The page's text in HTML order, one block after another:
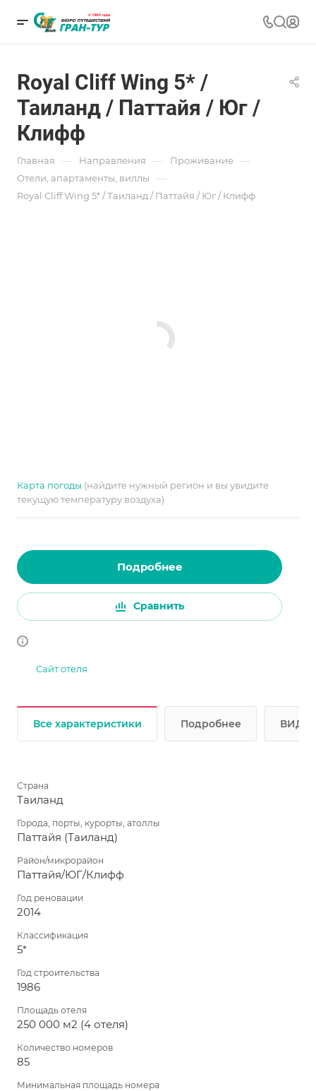
Royal Cliff Wing 5* /
Таиланд / Паттайя / Юг /
Клифф
Главная — Направления — Проживание —
Отели, апартаменты, виллы —
Royal Cliff Wing 5* / Таиланд / Паттайя / Юг / Клифф
Карта погоды (найдите нужный регион и вы увидите
текущую температуру воздуха)
Подробнее
Сравнить
Сайт отеля
Все характеристики Подробнее ВИДЕО
Страна
Таиланд
Города, порты, курорты, атоллы
Паттайя (Таиланд)
Район/микрорайон
Паттайя/ЮГ/Клифф
Год реновации
2014
Классификация
5*
Год строительства
1986
Площадь отеля
250 000 м2 (4 отеля)
Количество номеров
85
Минимальная площадь номера